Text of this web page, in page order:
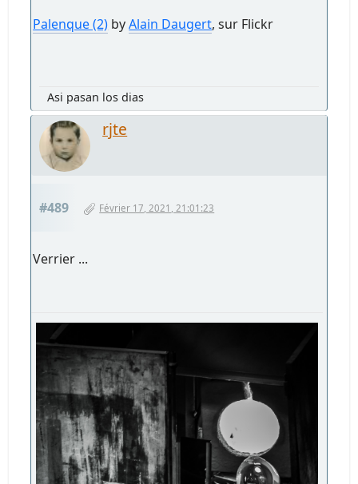
Palenque (2) byAlain Daugert, sur Flickr
Asi pasan los dias
rjte
#489 Février 17, 2021, 21:01:23
Verrier ...